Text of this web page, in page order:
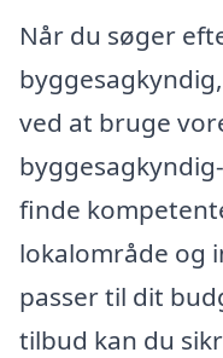
Når du søger
ved at bruge
finde
lokalområde og
passer til dit
tilbud kan du